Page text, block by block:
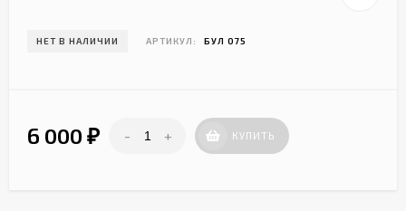
НЕТ В НАЛИЧИИ АРТИКУЛ: БУЛ 075
6 000 ₽ - + КУПИТЬ